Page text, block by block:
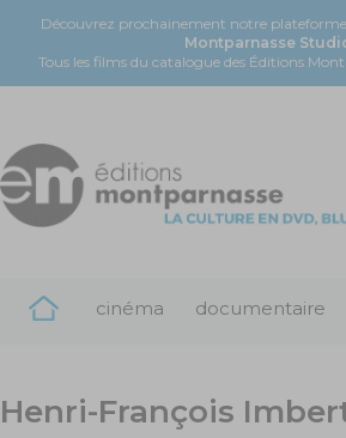
Découvrez prochainement notre
Montparnasse
Tous les films du catalogue des Éditions
cinéma documentaire
Henri-François